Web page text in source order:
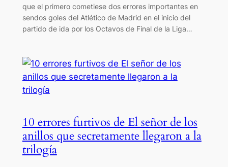
que el primero cometiese dos errores importantes en
sendos goles del Atlético de Madrid en el inicio del
partido de ida por los Octavos de Final de la Liga…
10 errores furtivos de El señor de los
anillos que secretamente llegaron a la
trilogía